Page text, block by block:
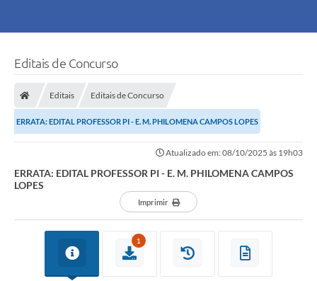
Editais de Concurso
Editais Editais de Concurso
ERRATA: EDITAL PROFESSOR PI - E. M. PHILOMENA CAMPOS LOPES
Atualizado em: 08/10/2025 às 19h03
ERRATA: EDITAL PROFESSOR PI - E. M. PHILOMENA CAMPOS
LOPES
Imprimir
1